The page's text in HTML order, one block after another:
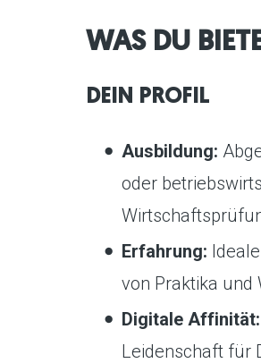
WAS DU
DEIN PROFIL
Ausbildung:
oder
Erfahrung:
von Praktika und
Digitale Affinität:
Leidenschaft für